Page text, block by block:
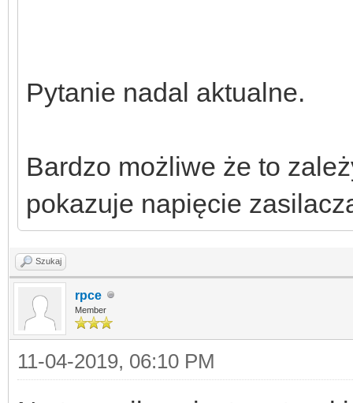
Pytanie nadal aktualne.
Bardzo możliwe że to
pokazuje napięcie
Szukaj
rpce
Member
11-04-2019, 06:10 PM